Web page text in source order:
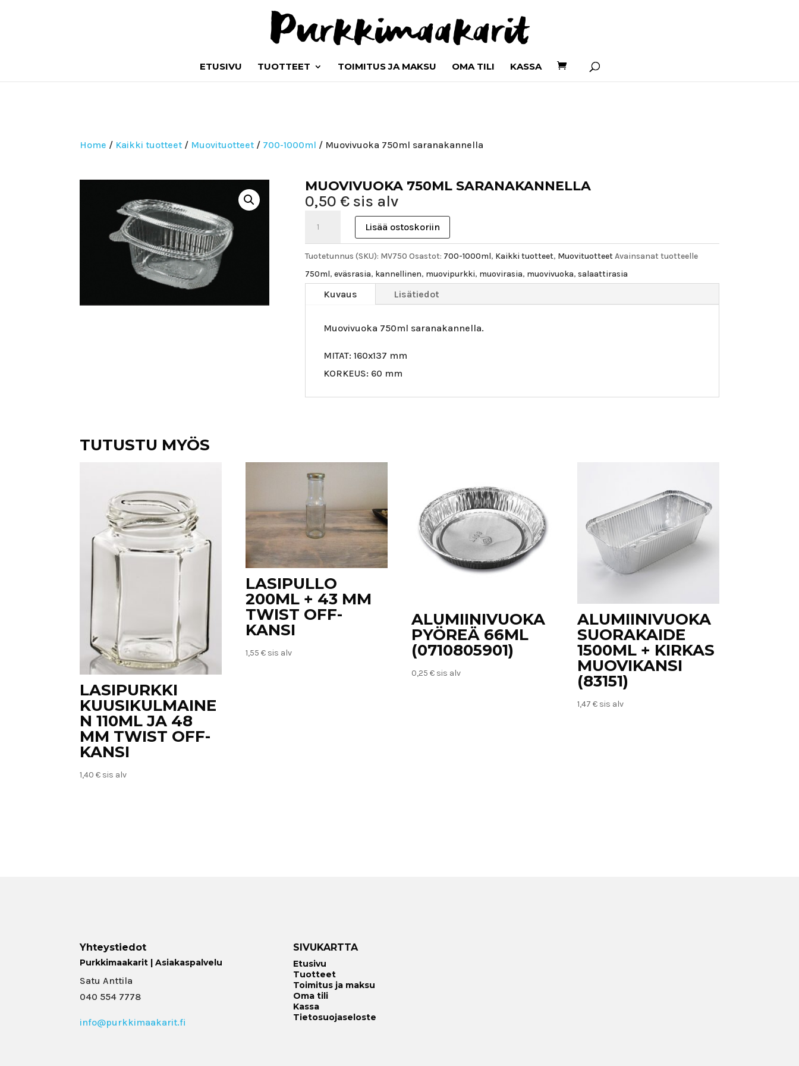
ETUSIVU TUOTTEET TOIMITUS JA MAKSU OMA TILI KASSA
Home / Kaikki tuotteet / Muovituotteet / 700-1000ml / Muovivuoka 750ml saranakannella
MUOVIVUOKA 750ML SARANAKANNELLA
0,50 € sis alv
Muovivuoka
saranakannella
määrä
Lisää ostoskoriin
Tuotetunnus (SKU): MV750 Osastot: 700-1000ml, Kaikki tuotteet, Muovituotteet Avainsanat tuotteelle
750ml, eväsrasia, kannellinen, muovipurkki, muovirasia, muovivuoka, salaattirasia
Kuvaus Lisätiedot
Muovivuoka 750ml saranakannella.
MITAT: 160x137 mm
KORKEUS: 60 mm
TUTUSTU MYÖS
LASIPURKKI
KUUSIKULMAINE
N 110ML JA 48
MM TWIST OFF-
KANSI
1,40€ sis alv
LASIPULLO
200ML + 43 MM
TWIST OFF-
KANSI
1,55€ sis alv
ALUMIINIVUOKA
PYÖREÄ 66ML
(0710805901)
0,25€ sis alv
ALUMIINIVUOKA
SUORAKAIDE
1500ML + KIRKAS
MUOVIKANSI
(83151)
1,47€ sis alv
Yhteystiedot
Purkkimaakarit | Asiakaspalvelu
Satu Anttila
040 554 7778
info@purkkimaakarit.fi
SIVUKARTTA
Etusivu
Tuotteet
Toimitus ja maksu
Oma tili
Kassa
Tietosuojaseloste